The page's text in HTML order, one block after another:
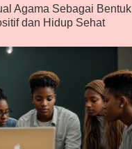
Agama Sebagai Bentuk
dan Hidup Sehat